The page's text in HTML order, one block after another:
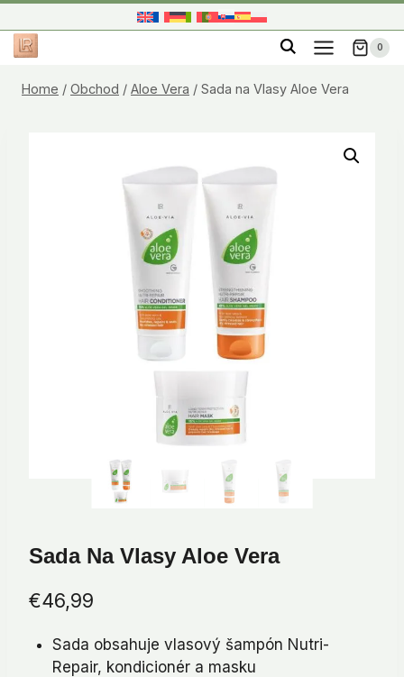
to
content
0
Home / Obchod / Aloe Vera / Sada na Vlasy Aloe Vera
Sada Na Vlasy Aloe Vera
€46,99
Sada obsahuje vlasový šampón Nutri-
Repair, kondicionér a masku